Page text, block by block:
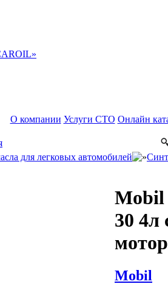
О компании Услуги СТО Онлайн
для легковых автомобилей
Mobil
30 4л
Mobil